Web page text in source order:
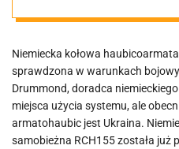
Niemiecka kołowa
sprawdzona w warunkach
Drummond, doradca
miejsca użycia systemu, ale
armatohaubic jest Ukraina.
samobieżna RCH155 została